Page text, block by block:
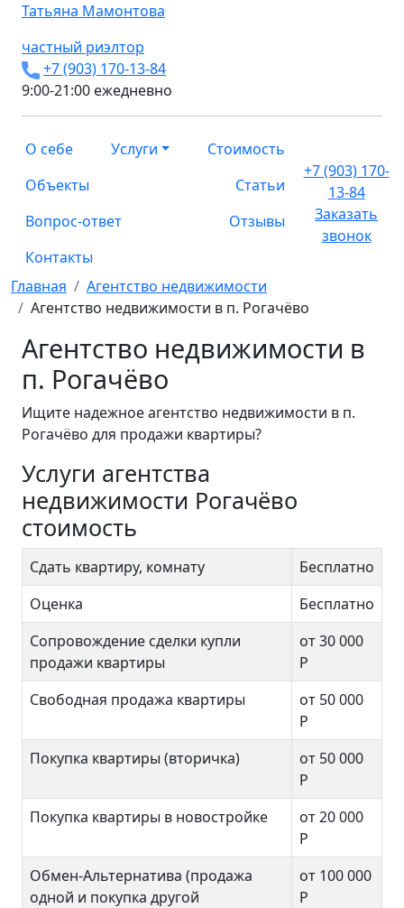
Татьяна Мамонтова
частный риэлтор
+7 (903) 170-13-84
9:00-21:00 ежедневно
О себе Услуги
Стоимость
Объекты
Статьи
Вопрос-ответ
Отзывы
Контакты
+7 (903) 170-
13-84
Заказать
звонок
Главная
Агентство недвижимости
Агентство недвижимости в п. Рогачёво
Агентство недвижимости в
п. Рогачёво
Ищите надежное агентство недвижимости в п.
Рогачёво для продажи квартиры?
Услуги агентства
недвижимости Рогачёво
стоимость
Сдать квартиру, комнату
Бесплатно
Оценка
Бесплатно
Сопровождение сделки купли
продажи квартиры
от 30 000
Р
Свободная продажа квартиры
от 50 000
Р
Покупка квартиры (вторичка)
от 50 000
Р
Покупка квартиры в новостройке
от 20 000
Р
Обмен-Альтернатива (продажа
одной и покупка другой
от 100 000
Р